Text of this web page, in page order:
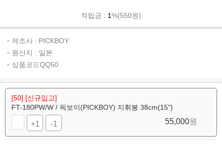
적립금 : 1%(550원)
제조사 : PICKBOY
원산지 : 일본
상품코드QQ50
[50] [신규입고]
FT-180PW/W / 픽보이(PICKBOY) 지휘봉 38cm(15")
+1 -1 55,000원